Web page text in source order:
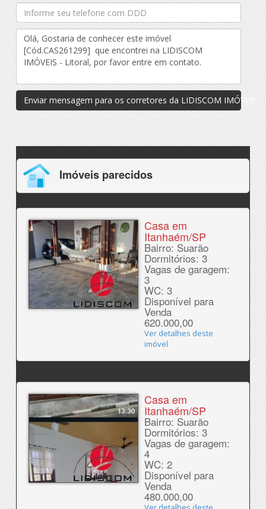
Enviar mensagem para os corretores da LIDISCOM IMÓVEIS -
Imóveis parecidos
Casa em
Itanhaém/SP
Bairro: Suarão
Dormitórios: 3
Vagas de garagem:
3
WC: 3
Disponível para
Venda
620.000,00
Ver detalhes deste
imóvel
Casa em
Itanhaém/SP
Bairro: Suarão
Dormitórios: 3
Vagas de garagem:
4
WC: 2
Disponível para
Venda
480.000,00